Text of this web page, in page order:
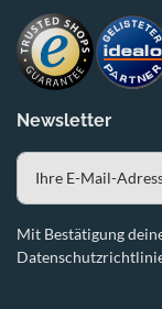
Newsletter
Mit Bestätigung